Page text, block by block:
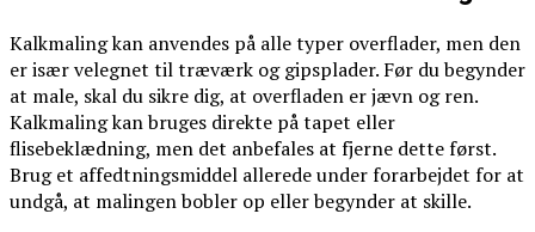
Kalkmaling kan anvendes på alle typer overflader, men den
er især velegnet til træværk og gipsplader. Før du begynder
at male, skal du sikre dig, at overfladen er jævn og ren.
Kalkmaling kan bruges direkte på tapet eller
flisebeklædning, men det anbefales at fjerne dette først.
Brug et affedtningsmiddel allerede under forarbejdet for at
undgå, at malingen bobler op eller begynder at skille.